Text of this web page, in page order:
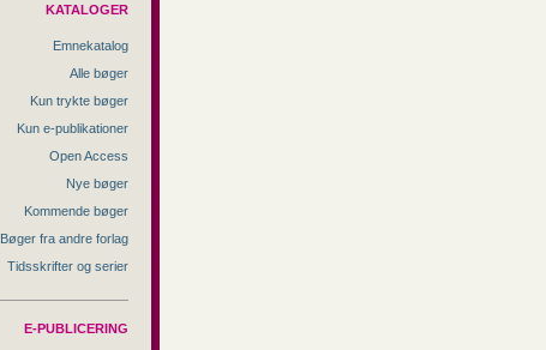
KATALOGER
Emnekatalog
Alle bøger
Kun trykte bøger
Kun e-publikationer
Open Access
Nye bøger
Kommende bøger
Bøger fra andre forlag
Tidsskrifter og serier
E-PUBLICERING